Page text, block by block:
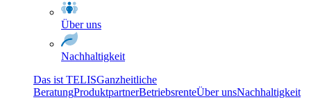
Über uns
Nachhaltigkeit
Das ist TELISGanzheitliche
BeratungProduktpartnerBetriebsrenteÜber unsNachhaltigkeit